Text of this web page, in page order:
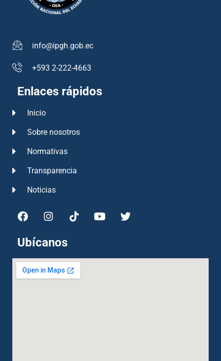
info@ipgh.gob.ec
+593 2-222-4663
Enlaces rápidos
Inicio
Sobre nosotros
Normativas
Transparencia
Noticias
Ubícanos